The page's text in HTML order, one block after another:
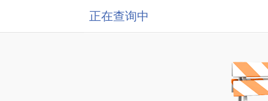
正在查询中